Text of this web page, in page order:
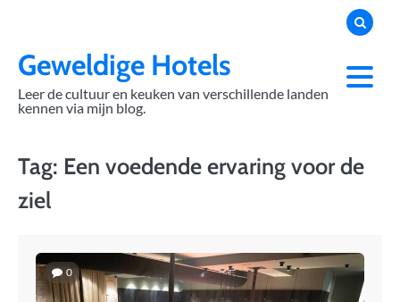
contentGeweldige Hotels
Leer de cultuur en keuken van verschillende landen
kennen via mijn blog.
Tag: Een voedende ervaring voor de
ziel
0